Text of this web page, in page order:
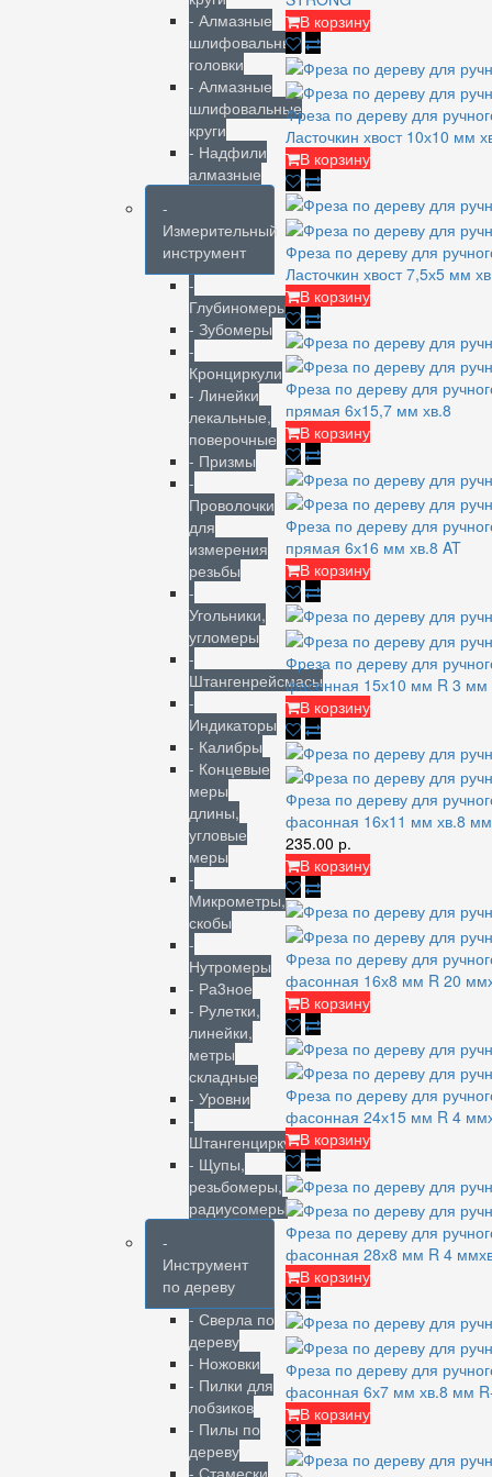
- Алмазные
шлифовальные
головки
- Алмазные
шлифовальные
круги
- Надфили
алмазные
-
Измерительный
инструмент
-
Глубиномеры
- Зубомеры
-
Кронциркули
- Линейки
лекальные,
поверочные
- Призмы
-
Проволочки
для
измерения
резьбы
-
Угольники,
угломеры
-
Штангенрейсмасы
-
Индикаторы
- Калибры
- Концевые
меры
длины,
угловые
меры
-
Микрометры,
скобы
-
Нутромеры
- Ра3ное
- Рулетки,
линейки,
метры
складные
- Уровни
-
Штангенциркули
- Щупы,
резьбомеры,
радиусомеры
-
Инструмент
по дереву
- Сверла по
дереву
- Ножовки
- Пилки для
лобзиков
- Пилы по
дереву
- Стамески
В корзину
Фреза по дереву для
Ласточкин хвост 10х10 мм
В корзину
Фреза по дереву для
Ласточкин хвост 7,5х5 мм
В корзину
Фреза по дереву для
прямая 6х15,7 мм хв.8
В корзину
Фреза по дереву для
прямая 6х16 мм хв.8 AT
В корзину
Фреза по дереву для
фасонная 15х10 мм R 3 мм
В корзину
Фреза по дереву для
фасонная 16х11 мм хв.8
235.00 р.
В корзину
Фреза по дереву для
фасонная 16х8 мм R 20
В корзину
Фреза по дереву для
фасонная 24х15 мм R 4
В корзину
Фреза по дереву для
фасонная 28х8 мм R 4
В корзину
Фреза по дереву для
фасонная 6х7 мм хв.8 мм
В корзину